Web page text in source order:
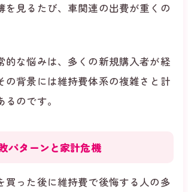
を見るたび、車関連の出費が重くの
的な悩みは、多くの新規購入者が経
の背景には維持費体系の複雑さと計
のです。
パターンと家計危機
買った後に維持費で後悔する人の多